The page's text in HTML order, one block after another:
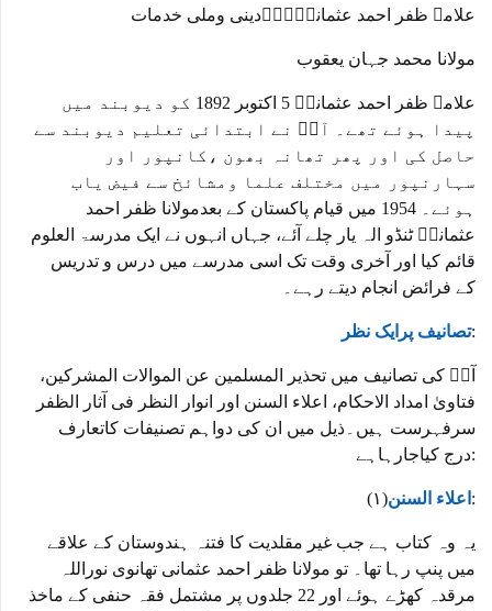
علامہ ظفر احمد عثمانیؒ۔۔۔دینی وملی خدمات
مولانا محمد جہان یعقوب
علامہ ظفر احمد عثمانیؒ 5 اکتوبر 1892 کو دیوبند میں
پیدا ہوئے تھے۔ آپؒ نے ابتدائی تعلیم دیوبند سے
حاصل کی اور پھر تھانہ بھون ،کانپور اور
سہارنپور میں مختلف علما ومشائخ سے فیض یاب
ہوئے۔ 1954 میں قیام پاکستان کے بعدمولانا ظفر احمد
عثمانیؒ ٹنڈو الہ یار چلے آئے، جہاں انہوں نے ایک مدرسۃ العلوم
قائم کیا اور آخری وقت تک اسی مدرسے میں درس و تدریس
کے فرائض انجام دیتے رہے۔
تصانیف پرایک نظر:
آپؒ کی تصانیف میں تحذیر المسلمین عن الموالات المشرکین،
فتاویٰ امداد الاحکام، اعلاء السنن اور انوار النظر فی آثار الظفر
سرفہرست ہیں۔ذیل میں ان کی دواہم تصنیفات کاتعارف
درج کیاجارہاہے:
(۱)اعلاء السنن :
یہ وہ کتاب ہے جب غیر مقلدیت کا فتنہ ہندوستان کے علاقے
میں پنپ رہا تھا۔ تو مولانا ظفر احمد عثمانی تھانوی نوراللہ
مرقدہ کھڑے ہوئے اور 22 جلدوں پر مشتمل فقہ حنفی کے ماخذ